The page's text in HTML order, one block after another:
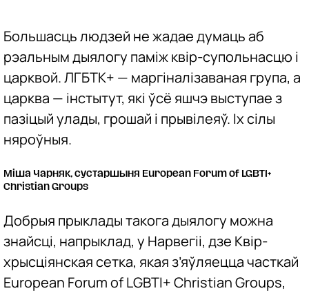
Большасць людзей не жадае думаць аб
рэальным дыялогу паміж квір-супольнасцю і
царквой. ЛГБТК+ — маргіналізаваная група, а
царква — інстытут, які ўсё яшчэ выступае з
пазіцый улады, грошай і прывілеяў. Іх сілы
няроўныя.
Міша Чарняк, сустаршыня European Forum of LGBTI+
Christian Groups
Добрыя прыклады такога дыялогу можна
знайсці, напрыклад, у Нарвегіі, дзе Квір-
хрысціянская сетка, якая з’яўляецца часткай
European Forum of LGBTI+ Christian Groups,